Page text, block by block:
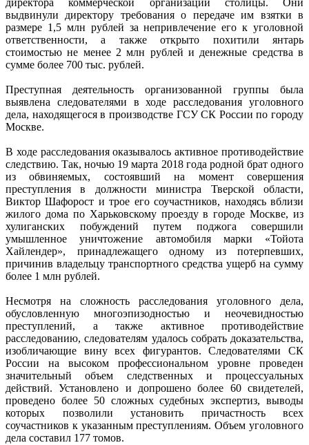
директора коммерческой организации столицы. Они
выдвинули директору требования о передаче им взятки в
размере 1,5 млн рублей за непривлечение его к уголовной
ответственности, а также открыто похитили янтарь
стоимостью не менее 2 млн рублей и денежные средства в
сумме более 700 тыс. рублей.
Преступная деятельность организованной группы была
выявлена следователями в ходе расследования уголовного
дела, находящегося в производстве ГСУ СК России по городу
Москве.
В ходе расследования оказывалось активное противодействие
следствию. Так, ночью 19 марта 2018 года родной брат одного
из обвиняемых, состоявший на момент совершения
преступления в должности министра Тверской области,
Виктор Шафорост и трое его соучастников, находясь вблизи
жилого дома по Харьковскому проезду в городе Москве, из
хулиганских побуждений путем поджога совершили
умышленное уничтожение автомобиля марки «Тойота
Хайлендер», принадлежащего одному из потерпевших,
причинив владельцу транспортного средства ущерб на сумму
более 1 млн рублей.
Несмотря на сложность расследования уголовного дела,
обусловленную многоэпизодностью и неочевидностью
преступлений, а также активное противодействие
расследованию, следователям удалось собрать доказательства,
изобличающие вину всех фигурантов. Следователями СК
России на высоком профессиональном уровне проведен
значительный объем следственных и процессуальных
действий. Установлено и допрошено более 60 свидетелей,
проведено более 50 сложных судебных экспертиз, выводы
которых позволили установить причастность всех
соучастников к указанным преступлениям. Объем уголовного
дела составил 177 томов.